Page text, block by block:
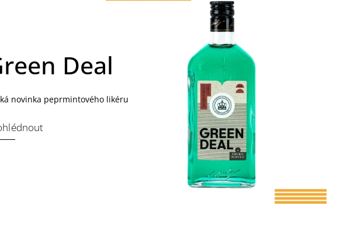
Deal
novinka peprmintového likéru